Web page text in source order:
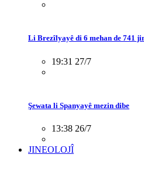
Li Brezîlyayê di 6 mehan de 741
19:31 27/7
Şewata li Spanyayê mezin dibe
13:38 26/7
JINEOLOJÎ